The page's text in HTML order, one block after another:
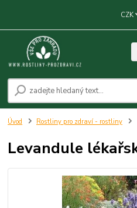
CZK
Úvod Rostliny pro zdraví - rostliny
Levandule